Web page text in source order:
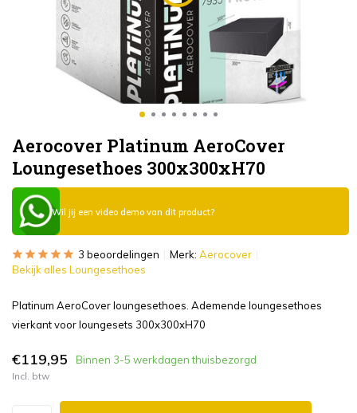
Aerocover Platinum AeroCover
Loungesethoes 300x300xH70
Wil jij een video demo van dit product?
3 beoordelingen Merk: Aerocover
Bekijk alles Loungesethoes
Platinum AeroCover loungesethoes. Ademende loungesethoes
vierkant voor loungesets 300x300xH70
€119,95 Binnen 3-5 werkdagen thuisbezorgd
Incl. btw